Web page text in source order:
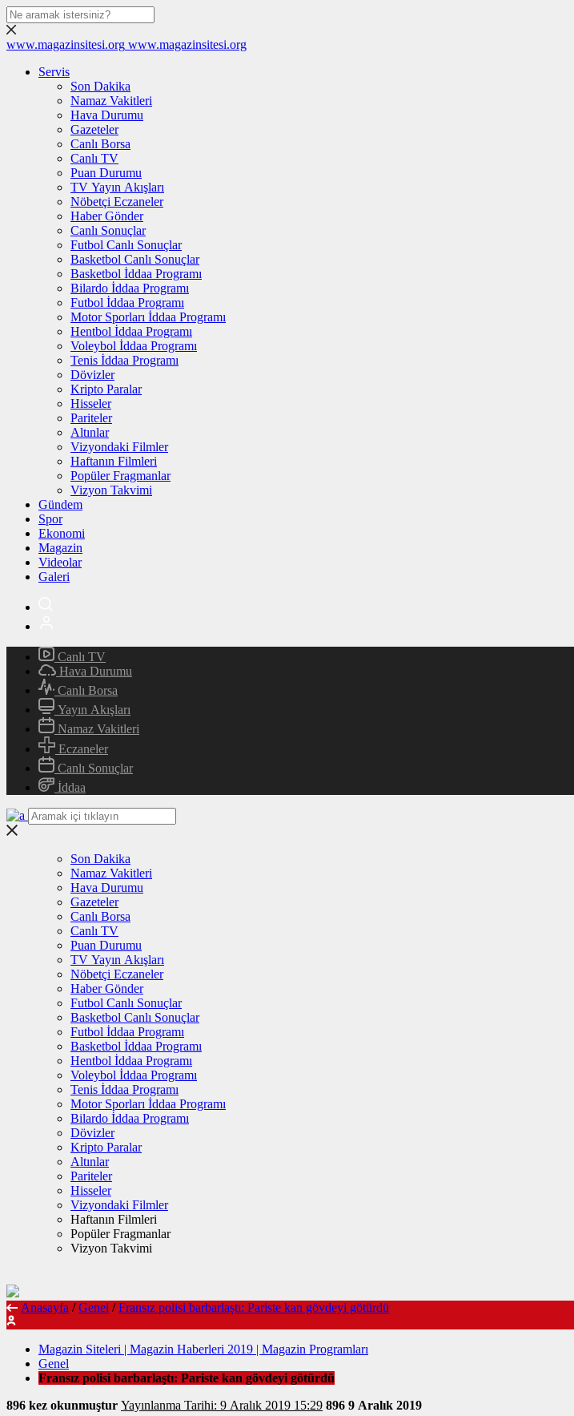
www.magazinsitesi.org www.magazinsitesi.org
Servis
Son Dakika
Namaz Vakitleri
Hava Durumu
Gazeteler
Canlı Borsa
Canlı TV
Puan Durumu
TV Yayın Akışları
Nöbetçi Eczaneler
Haber Gönder
Canlı Sonuçlar
Futbol Canlı Sonuçlar
Basketbol Canlı Sonuçlar
Basketbol İddaa Programı
Bilardo İddaa Programı
Futbol İddaa Programı
Motor Sporları İddaa Programı
Hentbol İddaa Programı
Voleybol İddaa Programı
Tenis İddaa Programı
Dövizler
Kripto Paralar
Hisseler
Pariteler
Altınlar
Vizyondaki Filmler
Haftanın Filmleri
Popüler Fragmanlar
Vizyon Takvimi
Gündem
Spor
Ekonomi
Magazin
Videolar
Galeri
Canlı TV
Hava Durumu
Canlı Borsa
Yayın Akışları
Namaz Vakitleri
Eczaneler
Canlı Sonuçlar
İddaa
Son Dakika
Namaz Vakitleri
Hava Durumu
Gazeteler
Canlı Borsa
Canlı TV
Puan Durumu
TV Yayın Akışları
Nöbetçi Eczaneler
Haber Gönder
Futbol Canlı Sonuçlar
Basketbol Canlı Sonuçlar
Futbol İddaa Programı
Basketbol İddaa Programı
Hentbol İddaa Programı
Voleybol İddaa Programı
Tenis İddaa Programı
Motor Sporları İddaa Programı
Bilardo İddaa Programı
Dövizler
Kripto Paralar
Altınlar
Pariteler
Hisseler
Vizyondaki Filmler
Haftanın Filmleri
Popüler Fragmanlar
Vizyon Takvimi
Anasayfa / Genel / Fransız polisi barbarlaştı: Pariste kan gövdeyi götürdü
Magazin Siteleri | Magazin Haberleri 2019 | Magazin Programları
Genel
Fransız polisi barbarlaştı: Pariste kan gövdeyi götürdü
896 kez okunmuştur
Yayınlanma Tarihi: 9 Aralık 2019 15:29 896 9 Aralık 2019